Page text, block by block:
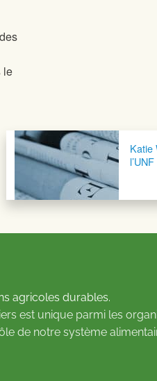
le
Katie
l’UNF
agricoles durables.
est unique parmi les
de notre système